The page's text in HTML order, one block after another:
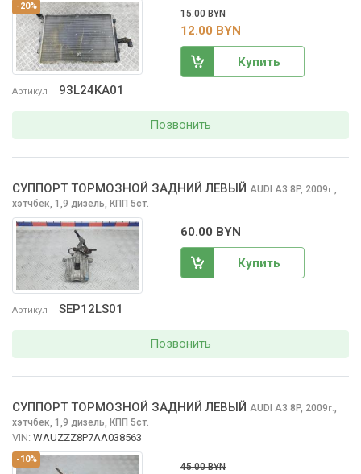
-20%
Артикул 93L24KA01
15.00 BYN
12.00 BYN
Купить
Позвонить
Артикул SEP12LS01
СУППОРТ ТОРМОЗНОЙ ЗАДНИЙ ЛЕВЫЙ AUDI A3 8P, 2009г.,
хэтчбек, 1,9 дизель, КПП 5ст.
60.00 BYN
Купить
Позвонить
-10%
СУППОРТ ТОРМОЗНОЙ ЗАДНИЙ ЛЕВЫЙ AUDI A3 8P, 2009г.,
хэтчбек, 1,9 дизель, КПП 5ст.
VIN: WAUZZZ8P7AA038563
45.00 BYN